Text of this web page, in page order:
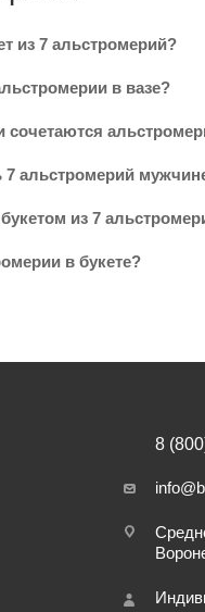
из 7 альстромерий?
в вазе?
сочетаются
альстромерий
букетом из 7
в букете?
8